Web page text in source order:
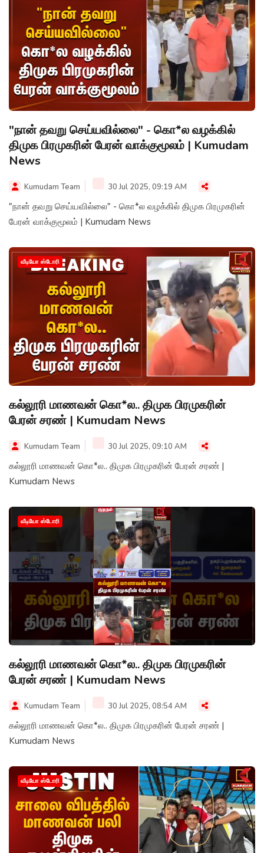
"நான் தவறு செய்யவில்லை" - கொ*ல வழக்கில்
திமுக பிரமுகரின் பேரன் வாக்குமூலம் | Kumudam
News
Kumudam Team 30 Jul 2025, 09:19 AM
"நான் தவறு செய்யவில்லை" - கொ*ல வழக்கில் திமுக பிரமுகரின்
பேரன் வாக்குமூலம் | Kumudam News
வீடியோ ஸ்டோரி
கல்லூரி மாணவன் கொ*ல.. திமுக பிரமுகரின்
பேரன் சரண் | Kumudam News
Kumudam Team 30 Jul 2025, 09:10 AM
கல்லூரி மாணவன் கொ*ல.. திமுக பிரமுகரின் பேரன் சரண் |
Kumudam News
வீடியோ ஸ்டோரி
கல்லூரி மாணவன் கொ*ல.. திமுக பிரமுகரின்
பேரன் சரண் | Kumudam News
Kumudam Team 30 Jul 2025, 08:54 AM
கல்லூரி மாணவன் கொ*ல.. திமுக பிரமுகரின் பேரன் சரண் |
Kumudam News
வீடியோ ஸ்டோரி